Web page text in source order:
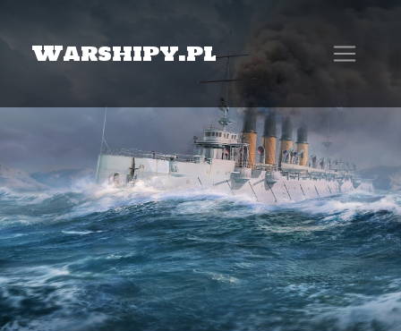
Warshipy.pl